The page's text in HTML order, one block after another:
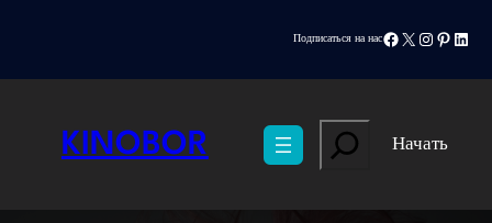
Подписаться на насFacebook
X Instagram
KINOBOR Search
Начать